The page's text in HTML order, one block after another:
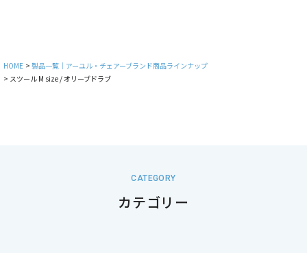
HOME
製品一覧｜アーユル・チェアーブランド商品ラインナップ
スツール M size / オリーブドラブ
CATEGORY
カテゴリー